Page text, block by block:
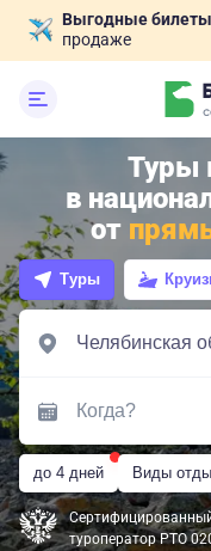
Выгодные билеты
продаже
Туры
в
от
Туры
до 4 дней Виды
туроператор РТО